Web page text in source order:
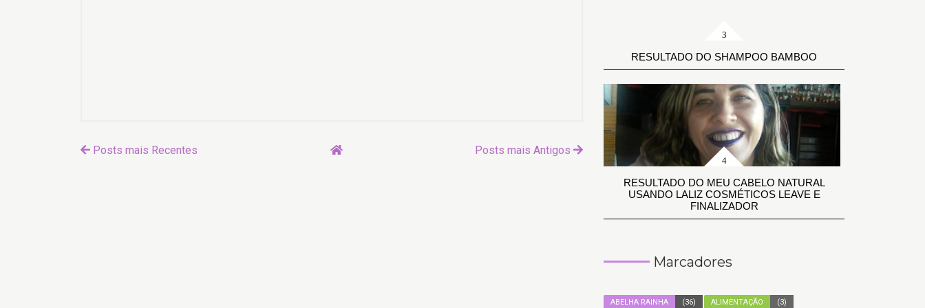
Posts mais Recentes Posts mais Antigos
RESULTADO DO SHAMPOO BAMBOO
RESULTADO DO MEU CABELO NATURAL
USANDO LALIZ COSMÉTICOS LEAVE E
FINALIZADOR
Marcadores
ABELHA RAINHA (36) ALIMENTAÇÃO (3)